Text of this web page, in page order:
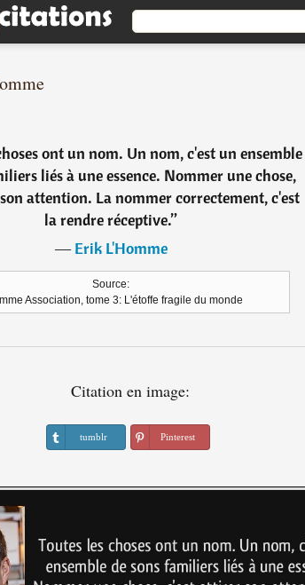
ont un nom. Un nom, c'est un ensemble
liés à une essence. Nommer une chose,
attention. La nommer correctement, c'est
la rendre réceptive.”
―Erik L'Homme
Source:
Association, tome 3: L'étoffe fragile du monde
Citation en image:
tumblr Pinterest